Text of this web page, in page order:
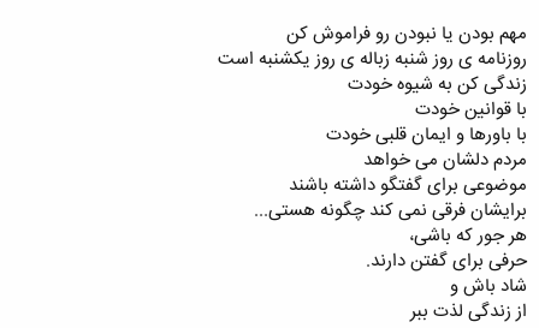
مهم بودن یا نبودن رو فراموش کن
روزنامه ی روز شنبه زباله ی روز یکشنبه است
زندگی کن به شيوه خودت
با قوانين خودت
با باورها و ايمان قلبی خودت
مردم دلشان می خواهد
موضوعی برای گفتگو داشته باشند
برايشان فرقی نمی کند چگونه هستی...
هر جور که باشی،
حرفی برای گفتن دارند.
شاد باش و
از زندگی لذت ببر